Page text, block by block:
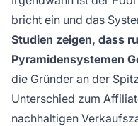
bricht ein und das
Studien zeigen, dass
Pyramidensystemen
die Gründer an der
Unterschied zum
nachhaltigen